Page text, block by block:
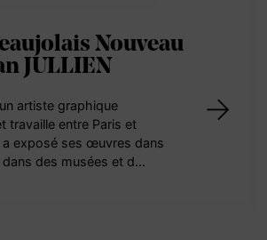
Nouveau
JULLIEN
artiste graphique
travaille entre Paris et
a exposé ses œuvres dans
dans des musées et d…